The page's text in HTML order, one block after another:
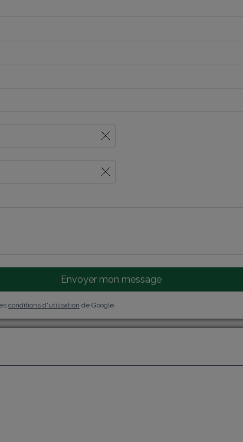
Envoyer mon message
conditions d'utilisation de Google.